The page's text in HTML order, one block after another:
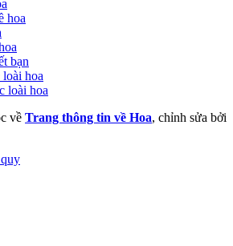
hoa
bạn
loài hoa
loài hoa
về Trang thông tin về Hoa, chỉnh sửa bởi